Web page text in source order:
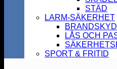
STÄD
LARM-SÄKERHET
LÅS OCH
SPORT & FRITID